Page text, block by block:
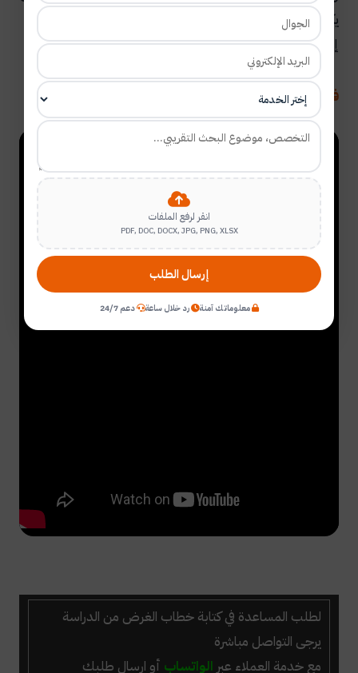
يكون محتوى خطاب الغرض من الدراسة مطبوعا بطريقة
إبداعية وجيدة.
فيديو: How to write personal statement
لطلب المساعدة في كتابة خطاب الغرض من الدراسة
يرجى التواصل مباشرة
مع خدمة العملاء عبر الواتساب أو ارسال طلبك
انقر لرفع الملفات
PDF, DOC, DOCX, JPG, PNG, XLSX
إرسال الطلب
معلوماتك آمنة رد خلال ساعة دعم 24/7